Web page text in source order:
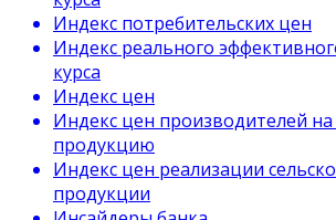
Индекс потребительских цен
Индекс реального
курса
Индекс цен
Индекс цен производителей
продукцию
Индекс цен реализации
продукции